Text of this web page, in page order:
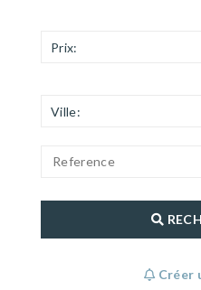
Prix:
Ville:
Créer